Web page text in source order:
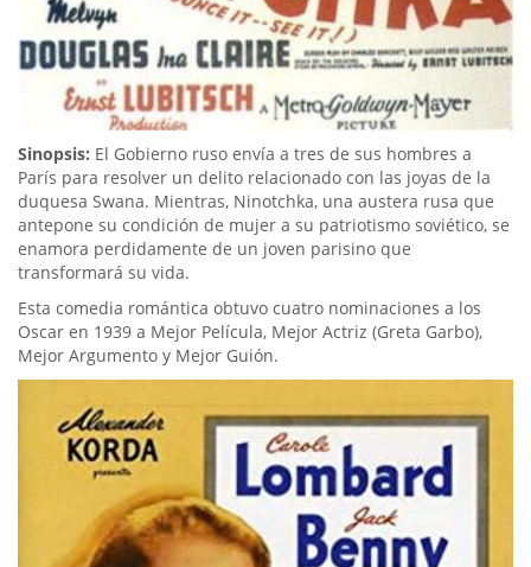
Sinopsis: El Gobierno ruso envía a tres de sus hombres a
París para resolver un delito relacionado con las joyas de la
duquesa Swana. Mientras, Ninotchka, una austera rusa que
antepone su condición de mujer a su patriotismo soviético, se
enamora perdidamente de un joven parisino que
transformará su vida.
Esta comedia romántica obtuvo cuatro nominaciones a los
Oscar en 1939 a Mejor Película, Mejor Actriz (Greta Garbo),
Mejor Argumento y Mejor Guión.